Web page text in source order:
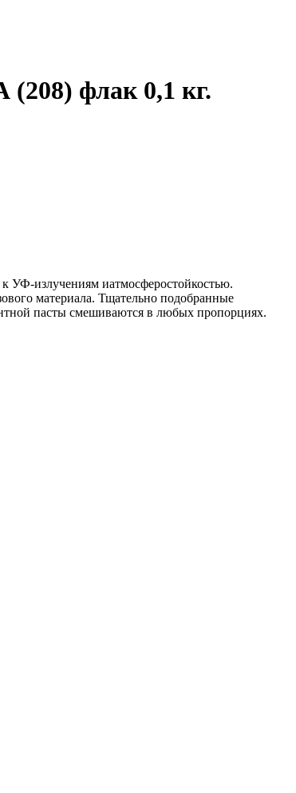
флак 0,1 кг.
УФ-излучениям иатмосферостойкостью.
материала. Тщательно подобранные
пасты смешиваются в любых пропорциях.